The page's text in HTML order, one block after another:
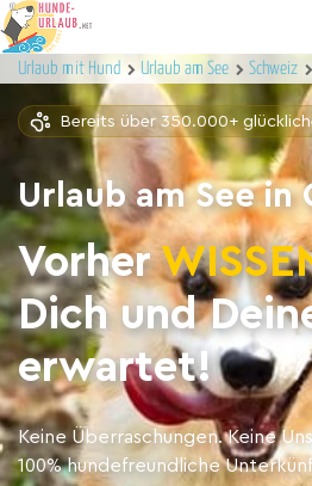
Urlaub mit Hund Urlaub am See Schweiz
Bereits über 350.000+
Urlaub am See in
Vorher
Dich und
erwartet!
Keine Überraschungen. Keine
100% hundefreundliche